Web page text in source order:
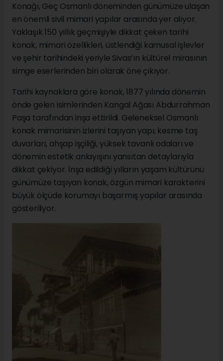
Konağı, Geç Osmanlı döneminden günümüze ulaşan
en önemli sivil mimari yapılar arasında yer alıyor.
Yaklaşık 150 yıllık geçmişiyle dikkat çeken tarihi
konak, mimari özellikleri, üstlendiği kamusal işlevler
ve şehir tarihindeki yeriyle Sivas’ın kültürel mirasının
simge eserlerinden biri olarak öne çıkıyor.
Tarihi kaynaklara göre konak, 1877 yılında dönemin
önde gelen isimlerinden Kangal Ağası Abdurrahman
Paşa tarafından inşa ettirildi. Geleneksel Osmanlı
konak mimarisinin izlerini taşıyan yapı; kesme taş
duvarları, ahşap işçiliği, yüksek tavanlı odaları ve
dönemin estetik anlayışını yansıtan detaylarıyla
dikkat çekiyor. İnşa edildiği yılların yaşam kültürünü
günümüze taşıyan konak, özgün mimari karakterini
büyük ölçüde korumayı başarmış yapılar arasında
gösteriliyor.